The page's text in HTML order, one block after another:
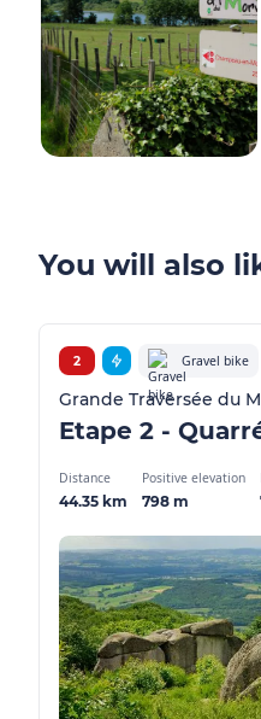
You will also
2 Gravel bike
Grande Traversée du
Distance
44.35 km
Positive elevation
798 m